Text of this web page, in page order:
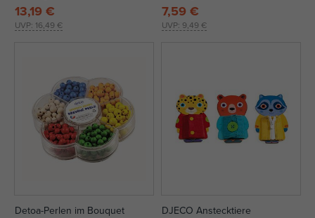
UVP: 16,49 €
13,19 €
UVP: 9,49 €
7,59 €
Detoa-Perlen im Bouquet
DJECO Anstecktiere